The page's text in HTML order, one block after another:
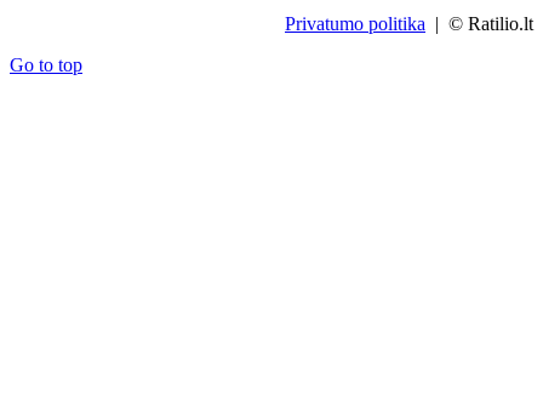
Privatumo politika | © Ratilio.lt
Go to top